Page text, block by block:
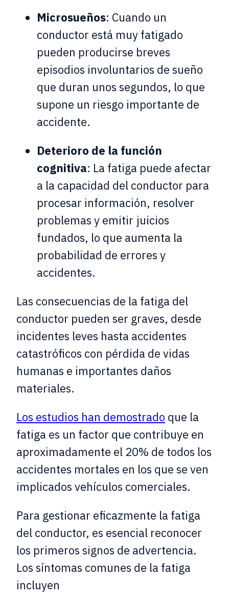
Microsueños: Cuando un
conductor está muy fatigado
pueden producirse breves
episodios involuntarios de sueño
que duran unos segundos, lo que
supone un riesgo importante de
accidente.
Deterioro de la función
cognitiva: La fatiga puede afectar
a la capacidad del conductor para
procesar información, resolver
problemas y emitir juicios
fundados, lo que aumenta la
probabilidad de errores y
accidentes.
Las consecuencias de la fatiga del
conductor pueden ser graves, desde
incidentes leves hasta accidentes
catastróficos con pérdida de vidas
humanas e importantes daños
materiales.
Los estudios han demostrado que la
fatiga es un factor que contribuye en
aproximadamente el 20% de todos los
accidentes mortales en los que se ven
implicados vehículos comerciales.
Para gestionar eficazmente la fatiga
del conductor, es esencial reconocer
los primeros signos de advertencia.
Los síntomas comunes de la fatiga
incluyen